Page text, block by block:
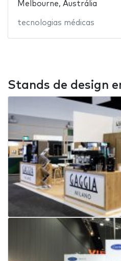
Melbourne, Austrália
tecnologias médicas
Stands de design